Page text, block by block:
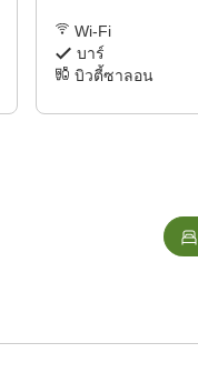
Wi-Fi
บาร์
บิวตี้ซาลอน